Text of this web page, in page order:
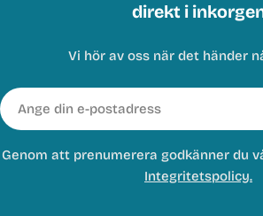
direkt i
Vi hör av oss när det händer
E-
post
Genom att prenumerera godkänner du
Integritetspolicy.